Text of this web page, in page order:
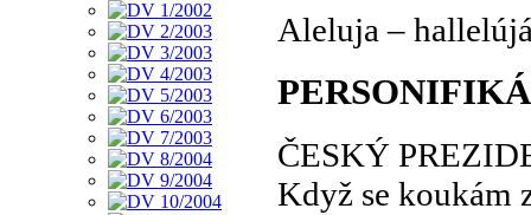
Aleluja –
ČESKÝ
Když se koukám